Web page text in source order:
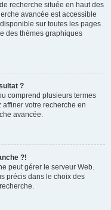
recherche située en haut des
avancée est accessible
sur toutes les pages
des thèmes graphiques
?
comprend plusieurs termes
votre recherche en
avancée.
?!
peut gérer le serveur Web.
précis dans le choix des